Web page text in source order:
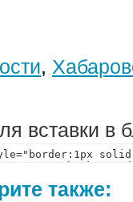
,
вставки в
также: